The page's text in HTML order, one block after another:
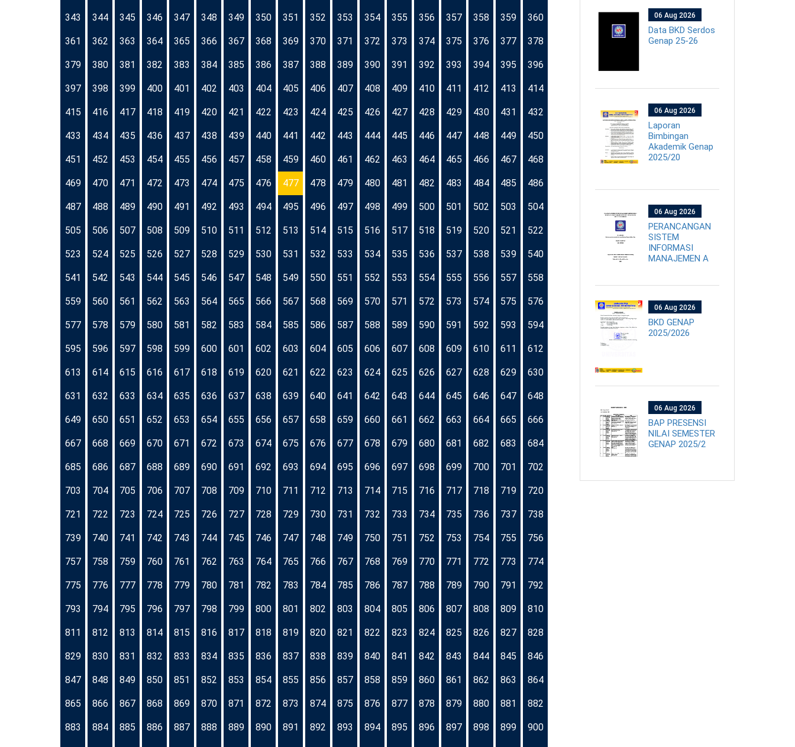
343 344 345 346 347 348 349 350 351 352 353 354 355 356 357 358 359 360
361 362 363 364 365 366 367 368 369 370 371 372 373 374 375 376 377 378
379 380 381 382 383 384 385 386 387 388 389 390 391 392 393 394 395 396
397 398 399 400 401 402 403 404 405 406 407 408 409 410 411 412 413 414
415 416 417 418 419 420 421 422 423 424 425 426 427 428 429 430 431 432
433 434 435 436 437 438 439 440 441 442 443 444 445 446 447 448 449 450
451 452 453 454 455 456 457 458 459 460 461 462 463 464 465 466 467 468
469 470 471 472 473 474 475 476 477 478 479 480 481 482 483 484 485 486
487 488 489 490 491 492 493 494 495 496 497 498 499 500 501 502 503 504
505 506 507 508 509 510 511 512 513 514 515 516 517 518 519 520 521 522
523 524 525 526 527 528 529 530 531 532 533 534 535 536 537 538 539 540
541 542 543 544 545 546 547 548 549 550 551 552 553 554 555 556 557 558
559 560 561 562 563 564 565 566 567 568 569 570 571 572 573 574 575 576
577 578 579 580 581 582 583 584 585 586 587 588 589 590 591 592 593 594
595 596 597 598 599 600 601 602 603 604 605 606 607 608 609 610 611 612
613 614 615 616 617 618 619 620 621 622 623 624 625 626 627 628 629 630
631 632 633 634 635 636 637 638 639 640 641 642 643 644 645 646 647 648
649 650 651 652 653 654 655 656 657 658 659 660 661 662 663 664 665 666
667 668 669 670 671 672 673 674 675 676 677 678 679 680 681 682 683 684
685 686 687 688 689 690 691 692 693 694 695 696 697 698 699 700 701 702
703 704 705 706 707 708 709 710 711 712 713 714 715 716 717 718 719 720
721 722 723 724 725 726 727 728 729 730 731 732 733 734 735 736 737 738
739 740 741 742 743 744 745 746 747 748 749 750 751 752 753 754 755 756
757 758 759 760 761 762 763 764 765 766 767 768 769 770 771 772 773 774
775 776 777 778 779 780 781 782 783 784 785 786 787 788 789 790 791 792
793 794 795 796 797 798 799 800 801 802 803 804 805 806 807 808 809 810
811 812 813 814 815 816 817 818 819 820 821 822 823 824 825 826 827 828
829 830 831 832 833 834 835 836 837 838 839 840 841 842 843 844 845 846
847 848 849 850 851 852 853 854 855 856 857 858 859 860 861 862 863 864
865 866 867 868 869 870 871 872 873 874 875 876 877 878 879 880 881 882
883 884 885 886 887 888 889 890 891 892 893 894 895 896 897 898 899 900
06 Aug 2026
Data BKD Serdos
Genap 25-26
06 Aug 2026
Laporan
Bimbingan
Akademik Genap
2025/20
06 Aug 2026
PERANCANGAN
SISTEM
INFORMASI
MANAJEMEN A
06 Aug 2026
BKD GENAP
2025/2026
06 Aug 2026
BAP PRESENSI
NILAI SEMESTER
GENAP 2025/2